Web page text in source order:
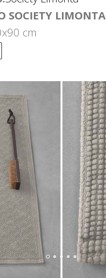
SOCIETY LIMONTA
cm